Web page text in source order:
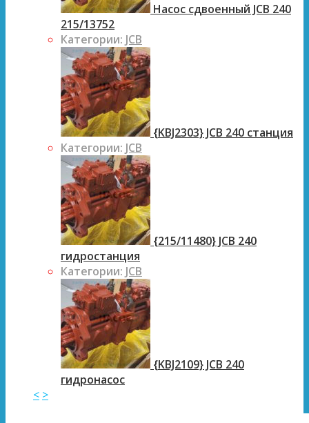
Насос сдвоенный JCB 240
215/13752
Категории: JCB
{KBJ2303} JCB 240 станция
Категории: JCB
{215/11480} JCB 240
гидростанция
Категории: JCB
{KBJ2109} JCB 240
гидронасос
< >